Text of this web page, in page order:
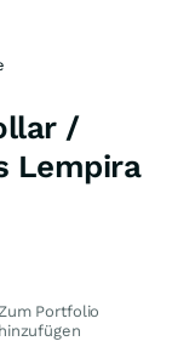
/
Lempira
Portfolio
hinzufügen